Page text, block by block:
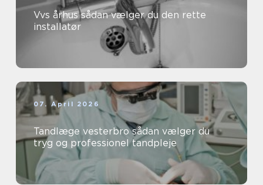
Vvs århus sådan vælger du den rette
installatør
07. April 2026
Tandlæge vesterbro sådan vælger du
tryg og professionel tandpleje